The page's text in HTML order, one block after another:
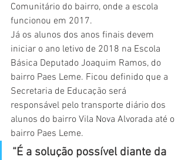
Comunitário do bairro, onde a escola
funcionou em 2017.
Já os alunos dos anos finais devem
iniciar o ano letivo de 2018 na Escola
Básica Deputado Joaquim Ramos, do
bairro Paes Leme. Ficou definido que a
Secretaria de Educação será
responsável pelo transporte diário dos
alunos do bairro Vila Nova Alvorada até o
bairro Paes Leme.
“É a solução possível diante da